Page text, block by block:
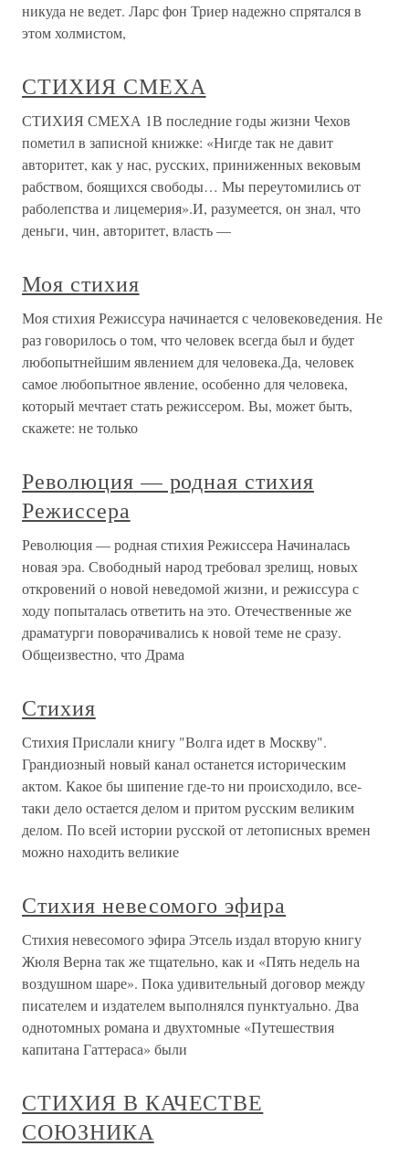
никуда не ведет. Ларс фон Триер надежно спрятался в
этом холмистом,
СТИХИЯ СМЕХА
СТИХИЯ СМЕХА 1В последние годы жизни Чехов
пометил в записной книжке: «Нигде так не давит
авторитет, как у нас, русских, приниженных вековым
рабством, боящихся свободы… Мы переутомились от
раболепства и лицемерия».И, разумеется, он знал, что
деньги, чин, авторитет, власть —
Моя стихия
Моя стихия Режиссура начинается с человековедения. Не
раз говорилось о том, что человек всегда был и будет
любопытнейшим явлением для человека.Да, человек
самое любопытное явление, особенно для человека,
который мечтает стать режиссером. Вы, может быть,
скажете: не только
Революция — родная стихия
Режиссера
Революция — родная стихия Режиссера Начиналась
новая эра. Свободный народ требовал зрелищ, новых
откровений о новой неведомой жизни, и режиссура с
ходу попыталась ответить на это. Отечественные же
драматурги поворачивались к новой теме не сразу.
Общеизвестно, что Драма
Стихия
Стихия Прислали книгу "Волга идет в Москву".
Грандиозный новый канал останется историческим
актом. Какое бы шипение где-то ни происходило, все-
таки дело остается делом и притом русским великим
делом. По всей истории русской от летописных времен
можно находить великие
Стихия невесомого эфира
Стихия невесомого эфира Этсель издал вторую книгу
Жюля Верна так же тщательно, как и «Пять недель на
воздушном шаре». Пока удивительный договор между
писателем и издателем выполнялся пунктуально. Два
однотомных романа и двухтомные «Путешествия
капитана Гаттераса» были
СТИХИЯ В КАЧЕСТВЕ
СОЮЗНИКА